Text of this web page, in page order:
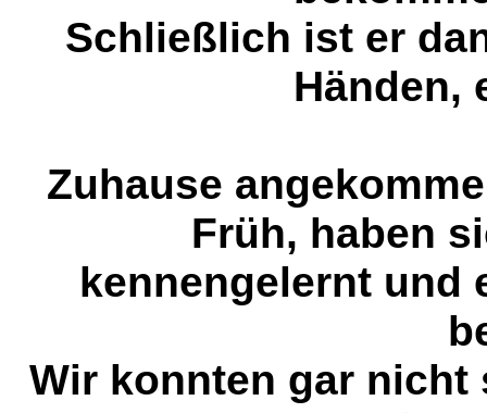
Schließlich ist er
Händen,
Zuhause
Früh, haben
kennengelernt und
Wir konnten gar nicht